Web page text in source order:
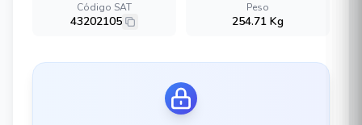
Código SAT
43202105
Peso
254.71 Kg